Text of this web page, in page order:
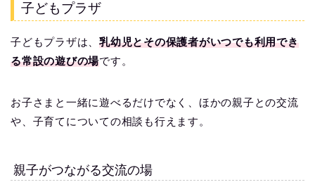
子どもプラザ
子どもプラザは、乳幼児とその保護者がいつでも利用でき
る常設の遊びの場です。
お子さまと一緒に遊べるだけでなく、ほかの親子との交流
や、子育てについての相談も行えます。
親子がつながる交流の場